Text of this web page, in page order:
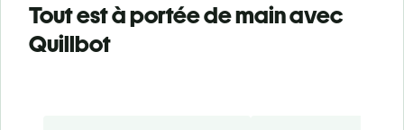
Tout est à portée de main avec
Quillbot